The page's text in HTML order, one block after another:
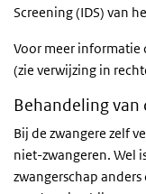
Screening (IDS) van
Voor meer informatie
(zie verwijzing in
Behandeling van
Bij de zwangere zelf
niet-zwangeren. Wel
zwangerschap